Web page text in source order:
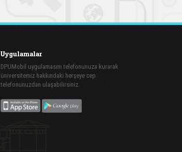
Uygulamalar
DPUMobil uygulamasını telefonunuza kurarak
üniversitemiz hakkındaki herşeye cep
telefonunuzdan ulaşabilirsiniz.